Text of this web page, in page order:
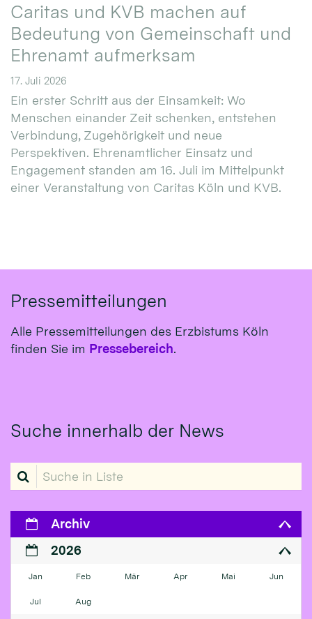
Caritas und KVB machen auf
Bedeutung von Gemeinschaft und
Ehrenamt aufmerksam
17. Juli 2026
Ein erster Schritt aus der Einsamkeit: Wo
Menschen einander Zeit schenken, entstehen
Verbindung, Zugehörigkeit und neue
Perspektiven. Ehrenamtlicher Einsatz und
Engagement standen am 16. Juli im Mittelpunkt
einer Veranstaltung von Caritas Köln und KVB.
Pressemitteilungen
Alle Pressemitteilungen des Erzbistums Köln
finden Sie im Pressebereich.
Suche innerhalb der News
Suche in Liste
Archiv
2026
Jan Feb Mär Apr Mai Jun
Jul Aug